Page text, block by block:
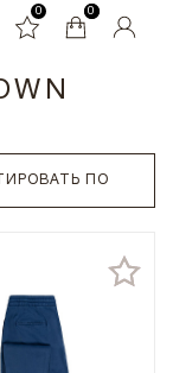
0 0
0
ПО